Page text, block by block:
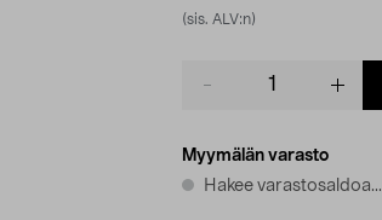
(sis. ALV:n)
Myymälän varasto
Hakee varastosaldoa...